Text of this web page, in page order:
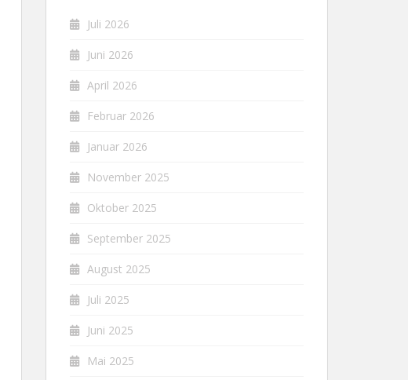
Juli 2026
Juni 2026
April 2026
Februar 2026
Januar 2026
November 2025
Oktober 2025
September 2025
August 2025
Juli 2025
Juni 2025
Mai 2025